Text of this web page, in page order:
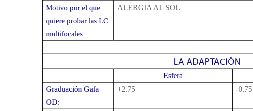
Motivo por el que
quiere probar las LC
multifocales
ALERGIA AL SOL
LA ADAPTACIÓN
Esfera
Graduación Gafa
OD:
+2.75 -0.75